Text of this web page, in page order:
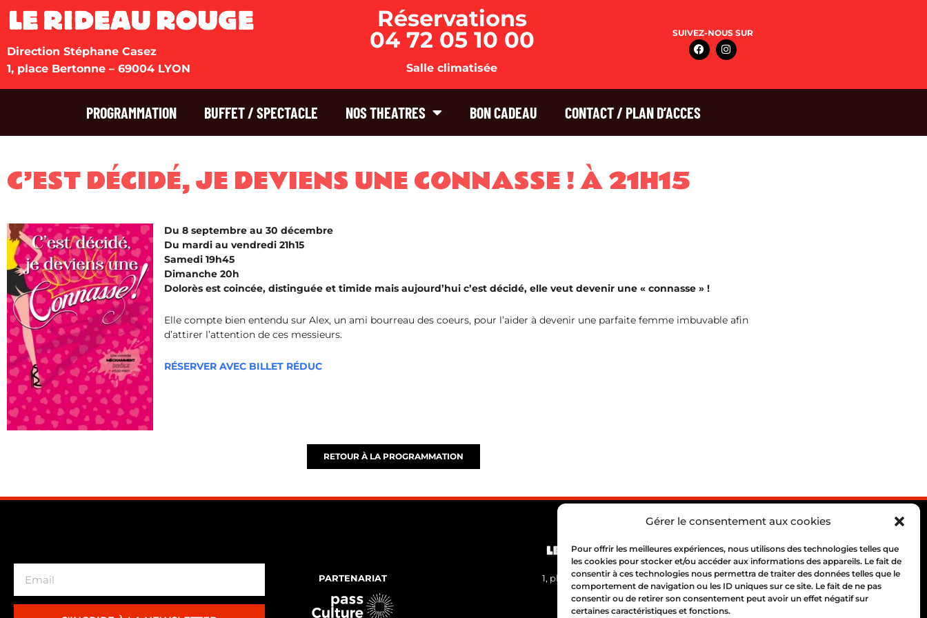
Gérer le consentement aux cookies
Pour offrir les meilleures expériences, nous utilisons des technologies telles que
les cookies pour stocker et/ou accéder aux informations des appareils. Le fait de
consentir à ces technologies nous permettra de traiter des données telles que le
comportement de navigation ou les ID uniques sur ce site. Le fait de ne pas
consentir ou de retirer son consentement peut avoir un effet négatif sur
certaines caractéristiques et fonctions.
Direction Stéphane Casez
1, place Bertonne – 69004 LYON
Réservations
04 72 05 10 00
Salle climatisée
SUIVEZ-NOUS SUR
PROGRAMMATION BUFFET / SPECTACLE NOS THEATRES BON CADEAU CONTACT / PLAN D’ACCES
C’EST DÉCIDÉ, JE DEVIENS UNE CONNASSE ! À 21H15
Du 8 septembre au 30 décembre
Du mardi au vendredi 21h15
Samedi 19h45
Dimanche 20h
Dolorès est coincée, distinguée et timide mais aujourd’hui c’est décidé, elle veut devenir une « connasse » !
Elle compte bien entendu sur Alex, un ami bourreau des coeurs, pour l’aider à devenir une parfaite femme imbuvable afin
d’attirer l’attention de ces messieurs.
RÉSERVER AVEC BILLET RÉDUC
RETOUR À LA PROGRAMMATION
PARTENARIAT
1, place Bertone 69004 Lyon
04 72 05 10 00